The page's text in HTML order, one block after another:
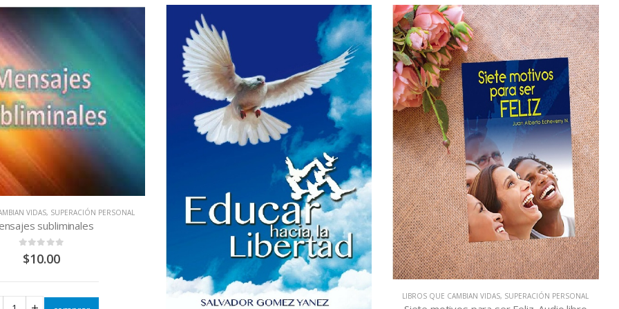
LIBROS QUE CAMBIAN VIDAS SUPERACIÓN PERSONAL
LIBROS QUE CAMBIAN VIDAS